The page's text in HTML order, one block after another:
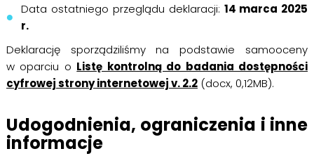
Data ostatniego przeglądu deklaracji: 14 marca 2025
r.
Deklarację sporządziliśmy na podstawie samooceny
w oparciu o Listę kontrolną do badania dostępności
cyfrowej strony internetowej v. 2.2(docx, 0,12MB).
Udogodnienia, ograniczenia i inne
informacje